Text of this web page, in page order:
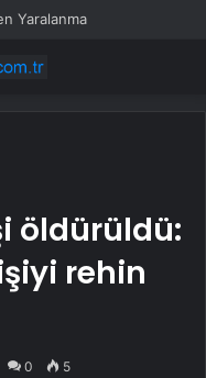
Yaralanma
öldürüldü:
rehin
0 5